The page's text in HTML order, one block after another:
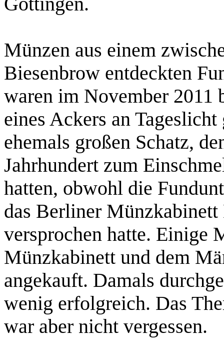
Münzen aus einem
Biesenbrow entdeckten
waren im November 2011
eines Ackers an
ehemals großen Schatz,
Jahrhundert zum
hatten, obwohl die
das Berliner
versprochen hatte. Einige
Münzkabinett und dem
angekauft. Damals
wenig erfolgreich. Das
war aber nicht vergessen.